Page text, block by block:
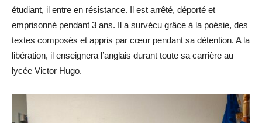
étudiant, il entre en résistance. Il est arrêté, déporté et
emprisonné pendant 3 ans. Il a survécu grâce à la poésie, des
textes composés et appris par cœur pendant sa détention. A la
libération, il enseignera l’anglais durant toute sa carrière au
lycée Victor Hugo.